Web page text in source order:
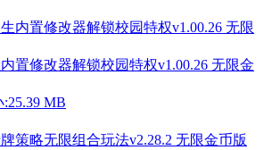
置修改器解锁校园特权v1.00.26 无限金
:25.39 MB